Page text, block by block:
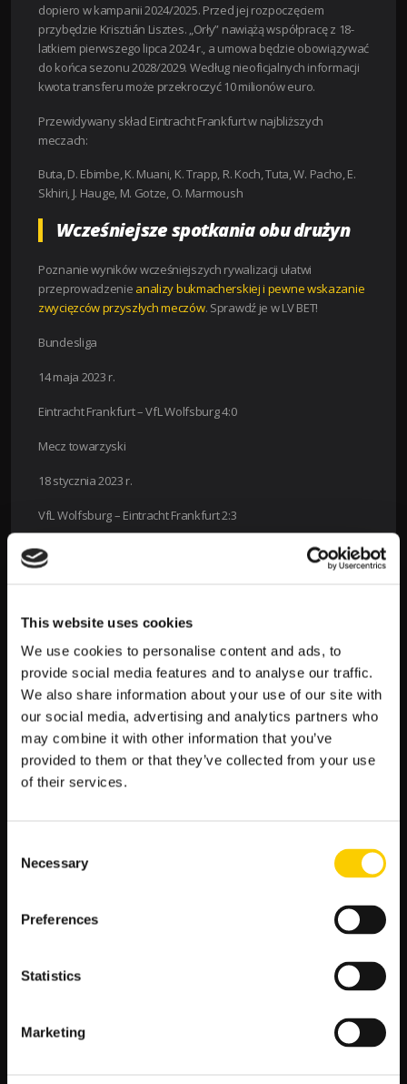
This website uses cookies
We use cookies to personalise content and ads, to
provide social media features and to analyse our traffic.
We also share information about your use of our site with
our social media, advertising and analytics partners who
may combine it with other information that you’ve
provided to them or that they’ve collected from your use
of their services.
Selection
Necessary
Preferences
Statistics
Marketing
dopiero w kampanii 2024/2025. Przed jej rozpoczęciem
przybędzie Krisztián Lisztes. „Orły” nawiążą współpracę z 18-
latkiem pierwszego lipca 2024 r., a umowa będzie obowiązywać
do końca sezonu 2028/2029. Według nieoficjalnych informacji
kwota transferu może przekroczyć 10 milionów euro.
Przewidywany skład Eintracht Frankfurt w najbliższych
meczach:
Buta, D. Ebimbe, K. Muani, K. Trapp, R. Koch, Tuta, W. Pacho, E.
Skhiri, J. Hauge, M. Gotze, O. Marmoush
Wcześniejsze spotkania obu drużyn
Poznanie wyników wcześniejszych rywalizacji ułatwi
przeprowadzenie analizy bukmacherskiej i pewne wskazanie
zwycięzców przyszłych meczów. Sprawdź je w LV BET!
Bundesliga
14 maja 2023 r.
Eintracht Frankfurt – VfL Wolfsburg 4:0
Mecz towarzyski
18 stycznia 2023 r.
VfL Wolfsburg – Eintracht Frankfurt 2:3
Frauen-Bundesliga
VfL Wolfsburg – Eintracht Frankfurt 5:0
26 marca 2022 r.
Eintracht Frankfurt – VfL Wolfsburg 1:4
Frauen-Bundesliga
5 listopada 2021 r.
VfL Wolfsburg – Eintracht Frankfurt 3:2
Eintracht Frankfurt – VfL Wolfsburg 2:3
Serwis internetowy i aplikacja mobilna LV BET – to właśnie tam
Legalny bukmacher oferuje szeroki wybór rynków, atrakcyjne
i czerwone kartki albo obstawiać indywidualne osiągi piłkarzy.